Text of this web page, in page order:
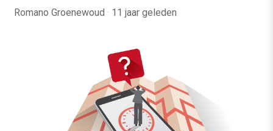
Romano Groenewoud · 11 jaar geleden